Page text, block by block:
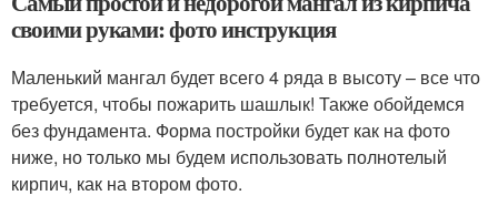
своими руками: фото инструкция
Маленький мангал будет всего 4 ряда в высоту – все что
требуется, чтобы пожарить шашлык! Также обойдемся
без фундамента. Форма постройки будет как на фото
ниже, но только мы будем использовать полнотелый
кирпич, как на втором фото.